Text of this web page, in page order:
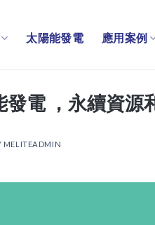
太陽能發電 應用案例
電 ，永續資源
MELITEADMIN